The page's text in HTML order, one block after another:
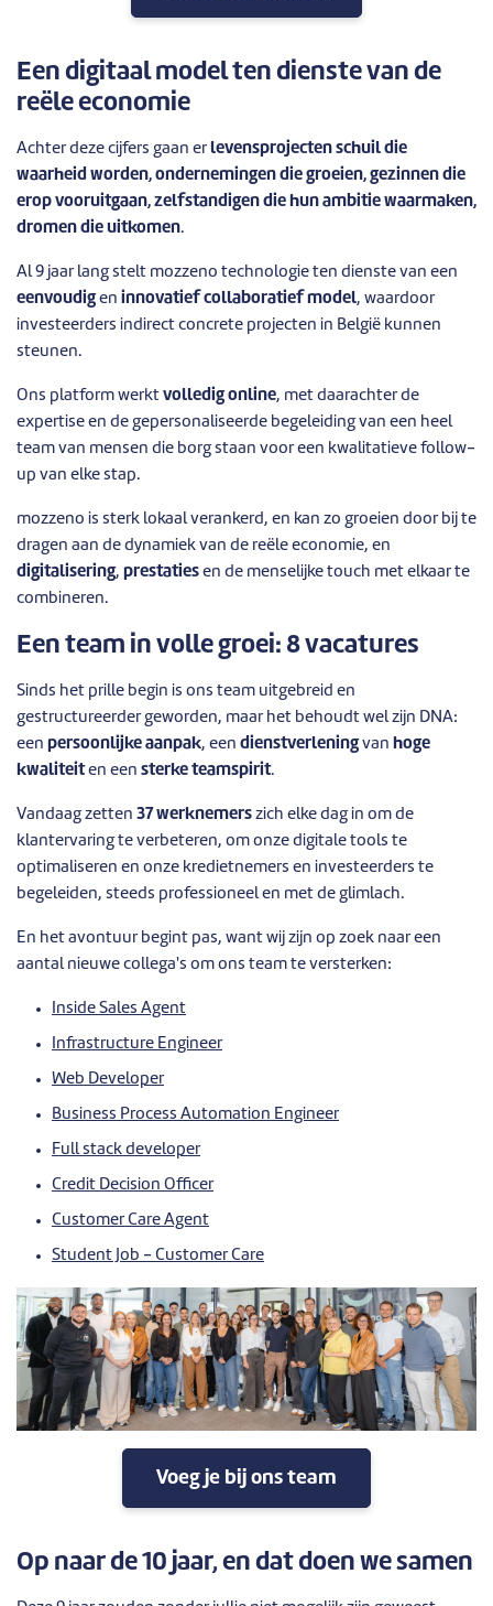
Een digitaal model ten dienste van de
reële economie
Achter deze cijfers gaan erlevensprojecten schuil die
waarheid worden, ondernemingen die groeien, gezinnen die
erop vooruitgaan, zelfstandigen die hun ambitie waarmaken,
dromen die uitkomen.
Al 9 jaar lang stelt mozzeno technologie ten dienste van een
eenvoudigen innovatief collaboratief model, waardoor
investeerders indirect concrete projecten in België kunnen
steunen.
Ons platform werkt volledig online, met daarachter de
expertise en de gepersonaliseerde begeleiding van een heel
team van mensen die borg staan voor een kwalitatieve follow-
up van elke stap.
mozzeno is sterk lokaal verankerd, en kan zo groeien door bij te
dragen aan de dynamiek van de reële economie, en
digitalisering, prestaties en de menselijke touch met elkaar te
combineren.
Een team in volle groei: 8 vacatures
Sinds het prille begin is ons team uitgebreid en
gestructureerder geworden, maar het behoudt wel zijn DNA:
een persoonlijke aanpak, een dienstverleningvan hoge
kwaliteiten een sterke teamspirit.
Vandaag zetten 37 werknemers zich elke dag in om de
klantervaring te verbeteren, om onze digitale tools te
optimaliseren en onze kredietnemers en investeerders te
begeleiden, steeds professioneel en met de glimlach.
En het avontuur begint pas, want wij zijn op zoek naar een
aantal nieuwe collega's om ons team te versterken:
Inside Sales Agent
Infrastructure Engineer
Web Developer
Business Process Automation Engineer
Full stack developer
Credit Decision Officer
Customer Care Agent
Student Job - Customer Care
Voeg je bij ons team
Op naar de 10 jaar, en dat doen we samen